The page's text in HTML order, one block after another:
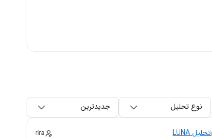
نوع تحلیل جدیدترین
تحلیل LUNA rira